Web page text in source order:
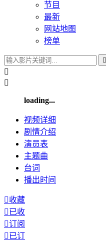
节目
最新
网站地图
榜单



loading...
视频详细
剧情介绍
演员表
主题曲
台词
播出时间
收藏
已收
订阅
已订